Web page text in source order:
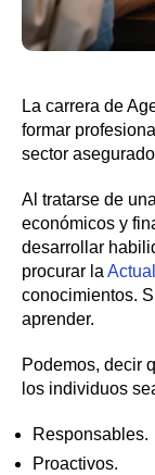
La carrera de
formar
sector
Al tratarse de
económicos y
desarrollar
procurar la
conocimientos.
aprender.
Podemos, decir
los individuos
Responsables.
Proactivos.